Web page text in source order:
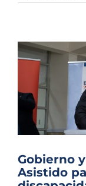
Gobierno
Asistido